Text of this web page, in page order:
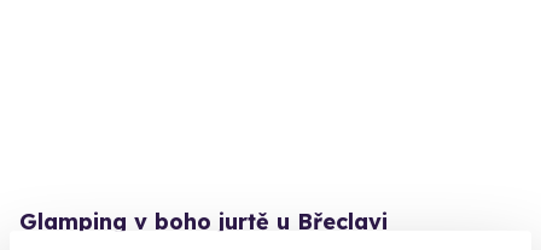
Glamping v boho jurtě u Břeclavi